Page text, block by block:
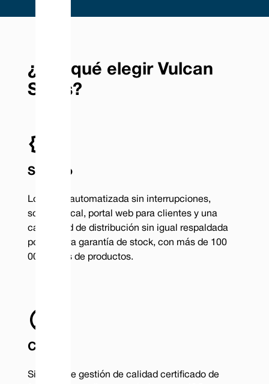
¿Por qué elegir Vulcan
Seals?
Servicio
Logística automatizada sin interrupciones,
soporte local, portal web para clientes y una
capacidad de distribución sin igual respaldada
por nuestra garantía de stock, con más de 100
000 líneas de productos.
Calidad
Sistema de gestión de calidad certificado de